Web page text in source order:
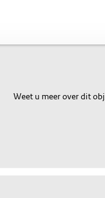
Weet u meer over dit